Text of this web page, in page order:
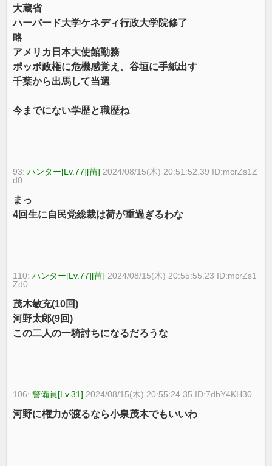
大蔵省
ハーバード大学ケネディ行政大学院修了
略
アメリカ日本大使館勤務
ポッポ政権に危機感覚え、谷垣に手紙出す
千葉から出馬して当選
今までにない学歴と職歴ね
93:ハンター[Lv.77][苗] 2024/08/15(木) 20:51:52.39 ID:mcrZs1Z
d0
まっ
4回生に自民党総裁は荷が重過ぎるわな
110:ハンター[Lv.77][苗] 2024/08/15(木) 20:55:55.23 ID:mcrZs1
Zd0
茂木敏充(10回)
河野太郎(9回)
この二人の一騎討ちになるだろうな
106:警備員[Lv.31] 2024/08/15(木) 20:55:24.35 ID:7dbY4KH30
河野に権力が渡るなら小泉茂木でもいいわ